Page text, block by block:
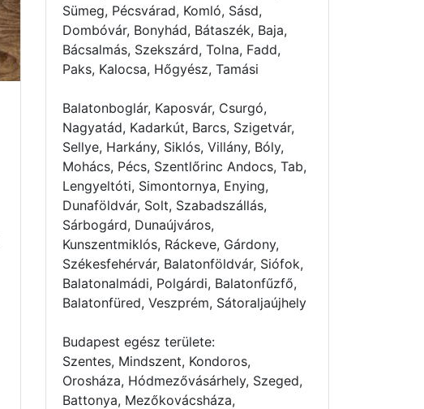
Sümeg, Pécsvárad, Komló, Sásd,
Dombóvár, Bonyhád, Bátaszék, Baja,
Bácsalmás, Szekszárd, Tolna, Fadd,
Paks, Kalocsa, Hőgyész, Tamási
Balatonboglár, Kaposvár, Csurgó,
Nagyatád, Kadarkút, Barcs, Szigetvár,
Sellye, Harkány, Siklós, Villány, Bóly,
Mohács, Pécs, Szentlőrinc Andocs, Tab,
Lengyeltóti, Simontornya, Enying,
Dunaföldvár, Solt, Szabadszállás,
Sárbogárd, Dunaújváros,
Kunszentmiklós, Ráckeve, Gárdony,
Székesfehérvár, Balatonföldvár, Siófok,
Balatonalmádi, Polgárdi, Balatonfűzfő,
Balatonfüred, Veszprém, Sátoraljaújhely
Budapest egész területe:
Szentes, Mindszent, Kondoros,
Orosháza, Hódmezővásárhely, Szeged,
Battonya, Mezőkovácsháza,